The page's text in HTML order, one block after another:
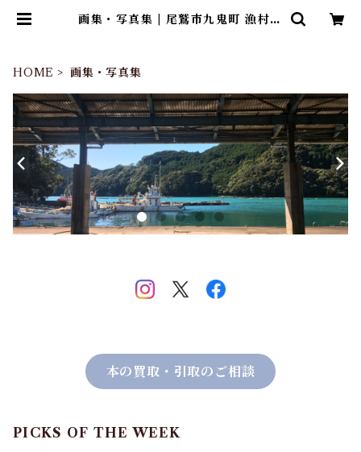
画集・写真集 | 尾鷲市九鬼町 漁村の
HOME 画集・写真集
本の買取・引取のご相談
PICKS OF THE WEEK